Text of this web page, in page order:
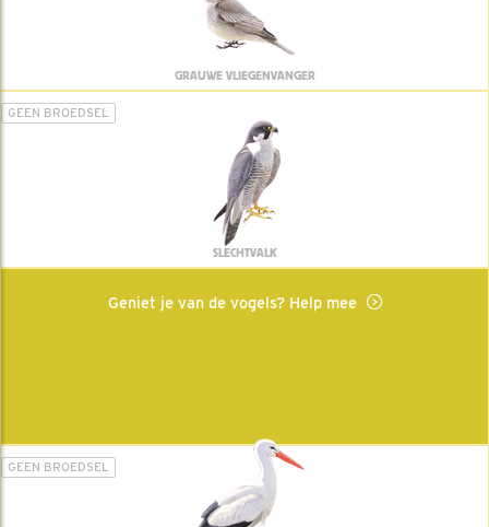
GRAUWE VLIEGENVANGER
GEEN BROEDSEL
SLECHTVALK
Geniet je van de vogels? Help mee
GEEN BROEDSEL